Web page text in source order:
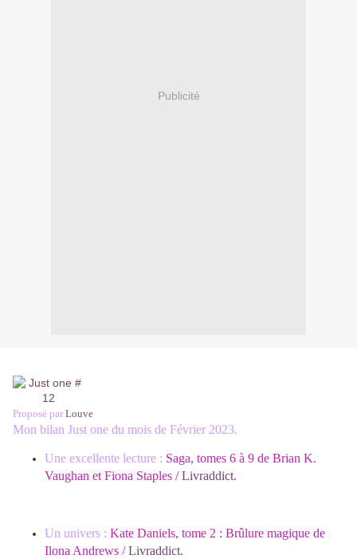
Publicité
Proposé par Louve
Mon bilan Just one du mois de Février 2023.
Une excellente lecture : Saga, tomes 6 à 9 de Brian K.
Vaughan et Fiona Staples /Livraddict.
Un univers : Kate Daniels, tome 2 : Brûlure magique de
Ilona Andrews /Livraddict.